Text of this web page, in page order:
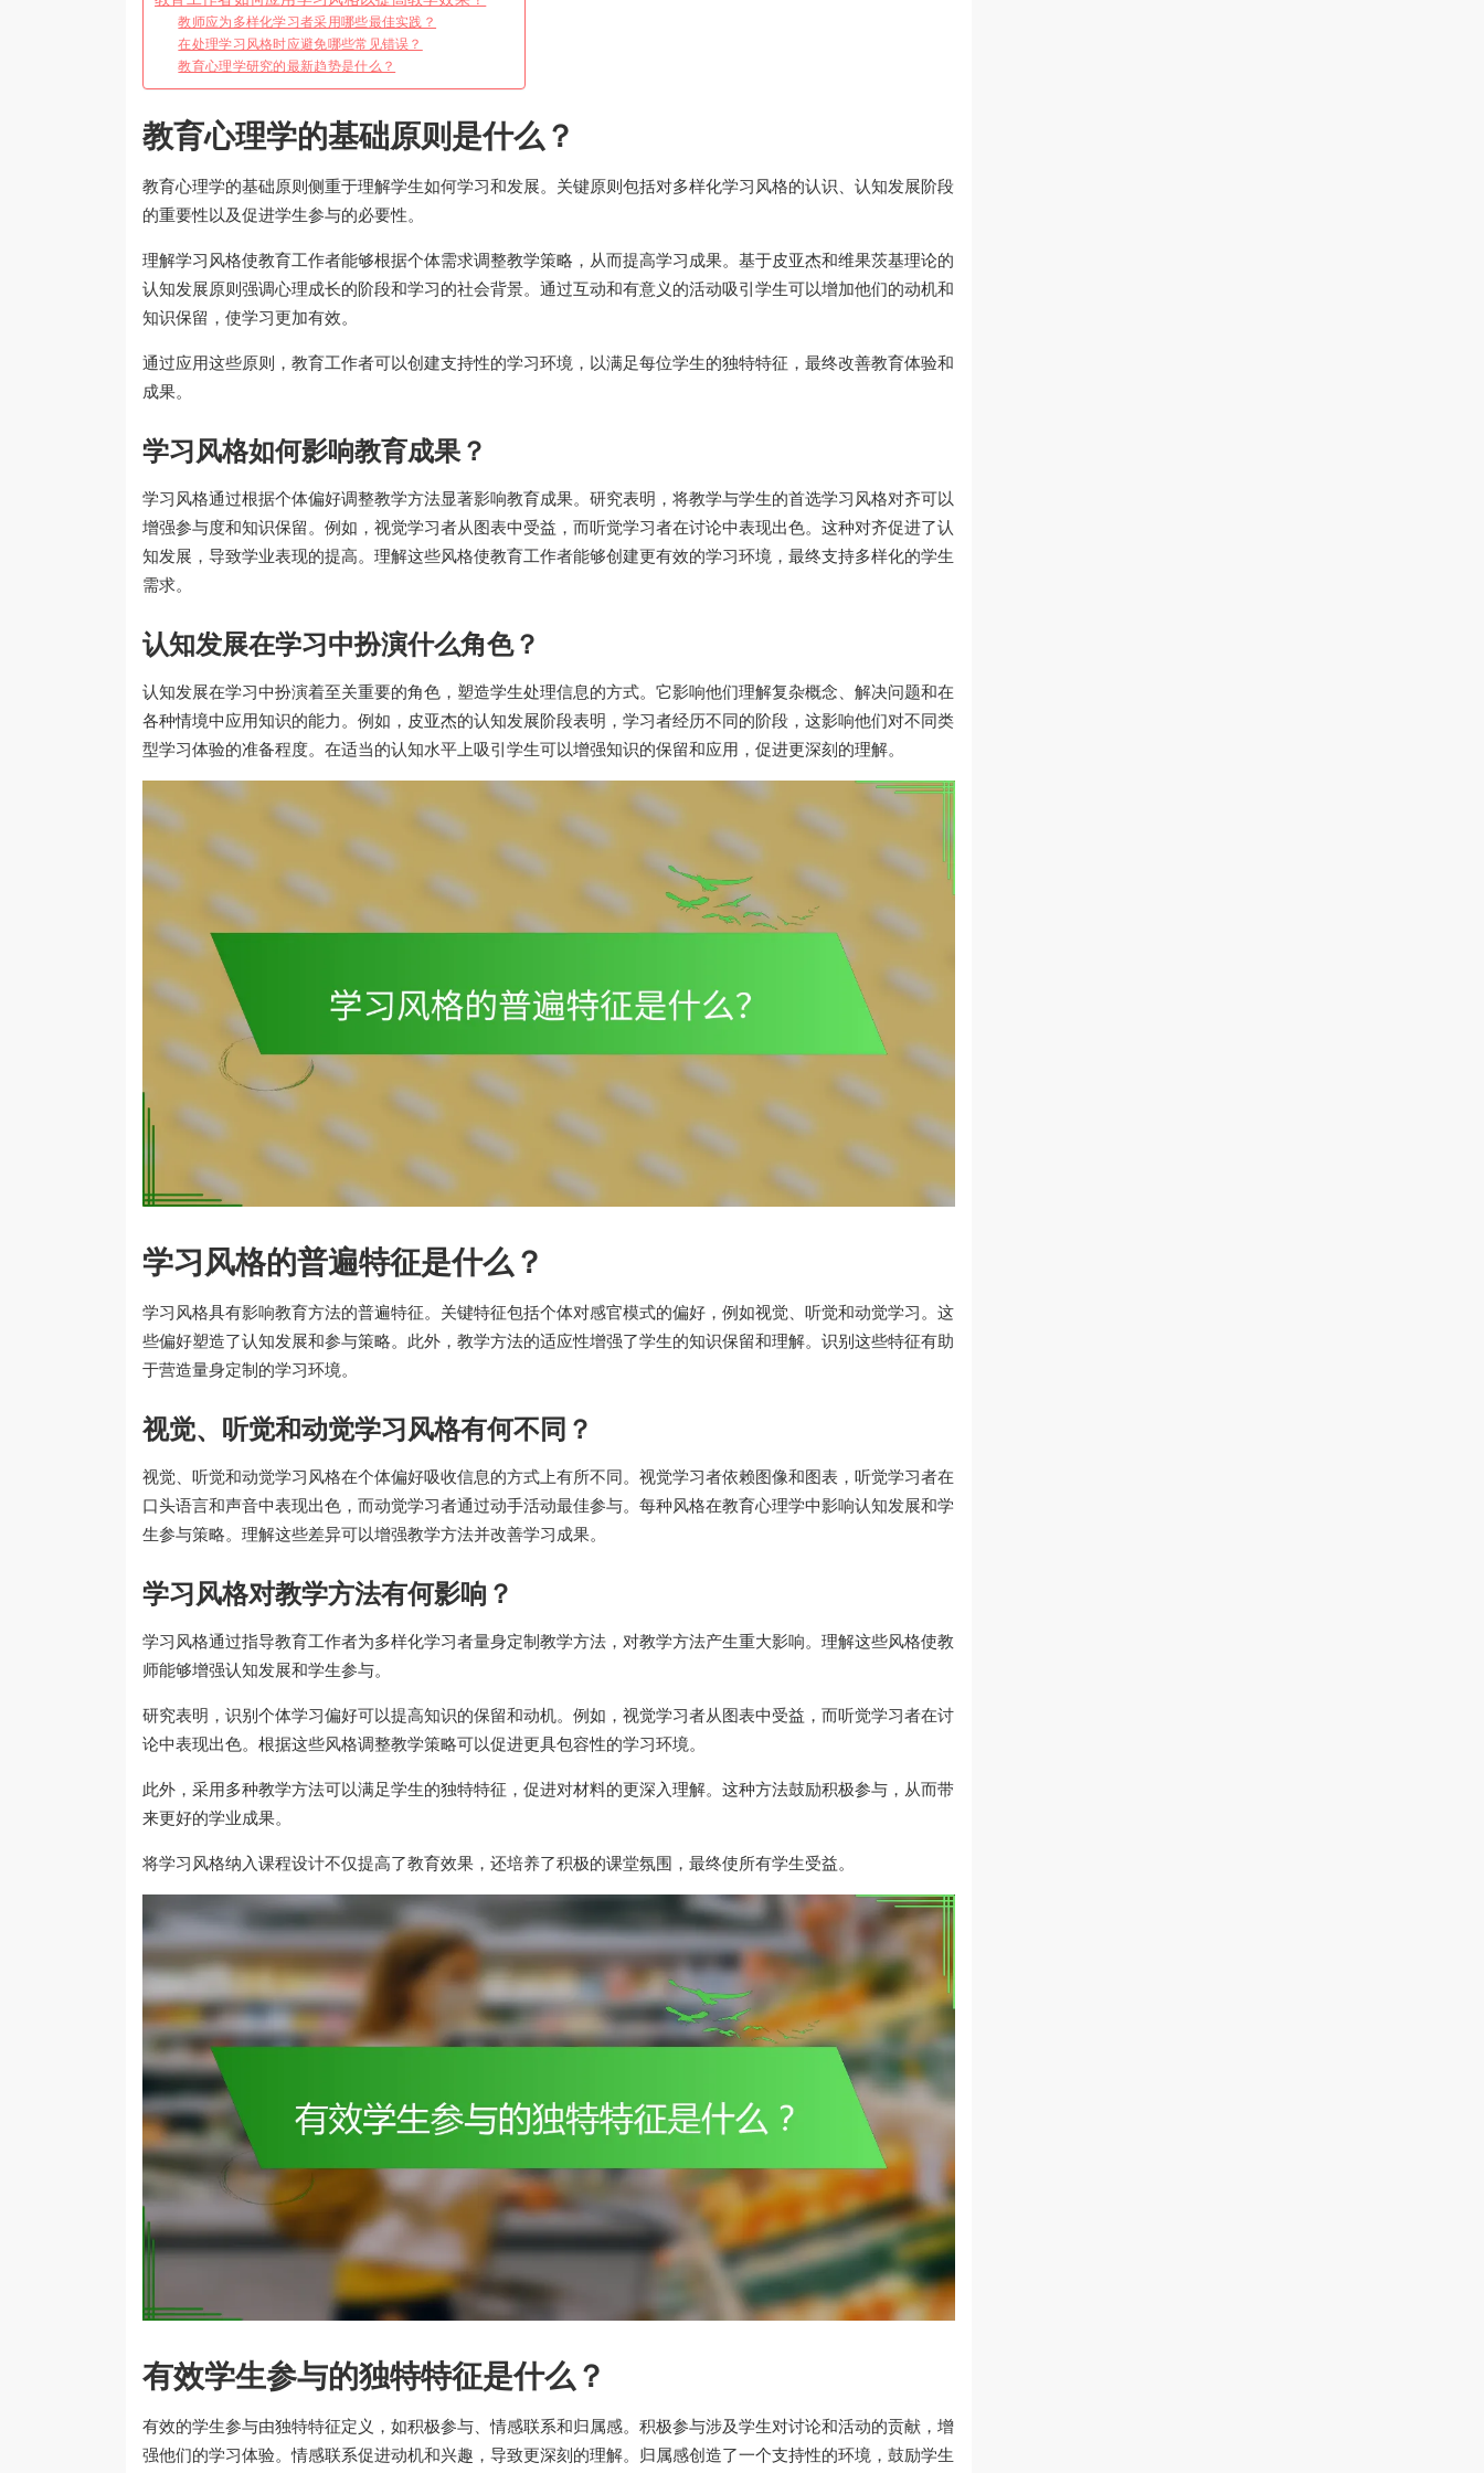
教师应为多样化学习者采用哪些最佳实践？
在处理学习风格时应避免哪些常见错误？
教育心理学研究的最新趋势是什么？
教育心理学的基础原则是什么？
教育心理学的基础原则侧重于理解学生如何学习和发展。关键原则包括对多样化学习风格的认识、认知发展阶段
的重要性以及促进学生参与的必要性。
理解学习风格使教育工作者能够根据个体需求调整教学策略，从而提高学习成果。基于皮亚杰和维果茨基理论的
认知发展原则强调心理成长的阶段和学习的社会背景。通过互动和有意义的活动吸引学生可以增加他们的动机和
知识保留，使学习更加有效。
通过应用这些原则，教育工作者可以创建支持性的学习环境，以满足每位学生的独特特征，最终改善教育体验和
成果。
学习风格如何影响教育成果？
学习风格通过根据个体偏好调整教学方法显著影响教育成果。研究表明，将教学与学生的首选学习风格对齐可以
增强参与度和知识保留。例如，视觉学习者从图表中受益，而听觉学习者在讨论中表现出色。这种对齐促进了认
知发展，导致学业表现的提高。理解这些风格使教育工作者能够创建更有效的学习环境，最终支持多样化的学生
需求。
认知发展在学习中扮演什么角色？
认知发展在学习中扮演着至关重要的角色，塑造学生处理信息的方式。它影响他们理解复杂概念、解决问题和在
各种情境中应用知识的能力。例如，皮亚杰的认知发展阶段表明，学习者经历不同的阶段，这影响他们对不同类
型学习体验的准备程度。在适当的认知水平上吸引学生可以增强知识的保留和应用，促进更深刻的理解。
学习风格的普遍特征是什么？
学习风格具有影响教育方法的普遍特征。关键特征包括个体对感官模式的偏好，例如视觉、听觉和动觉学习。这
些偏好塑造了认知发展和参与策略。此外，教学方法的适应性增强了学生的知识保留和理解。识别这些特征有助
于营造量身定制的学习环境。
视觉、听觉和动觉学习风格有何不同？
视觉、听觉和动觉学习风格在个体偏好吸收信息的方式上有所不同。视觉学习者依赖图像和图表，听觉学习者在
口头语言和声音中表现出色，而动觉学习者通过动手活动最佳参与。每种风格在教育心理学中影响认知发展和学
生参与策略。理解这些差异可以增强教学方法并改善学习成果。
学习风格对教学方法有何影响？
学习风格通过指导教育工作者为多样化学习者量身定制教学方法，对教学方法产生重大影响。理解这些风格使教
师能够增强认知发展和学生参与。
研究表明，识别个体学习偏好可以提高知识的保留和动机。例如，视觉学习者从图表中受益，而听觉学习者在讨
论中表现出色。根据这些风格调整教学策略可以促进更具包容性的学习环境。
此外，采用多种教学方法可以满足学生的独特特征，促进对材料的更深入理解。这种方法鼓励积极参与，从而带
来更好的学业成果。
将学习风格纳入课程设计不仅提高了教育效果，还培养了积极的课堂氛围，最终使所有学生受益。
有效学生参与的独特特征是什么？
有效的学生参与由独特特征定义，如积极参与、情感联系和归属感。积极参与涉及学生对讨论和活动的贡献，增
强他们的学习体验。情感联系促进动机和兴趣，导致更深刻的理解。归属感创造了一个支持性的环境，鼓励学生